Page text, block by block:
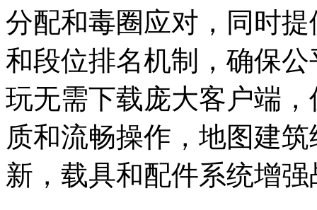
分配和毒圈应对，同时
和段位排名机制，确保
玩无需下载庞大客户端
质和流畅操作，地图建
新，载具和配件系统增